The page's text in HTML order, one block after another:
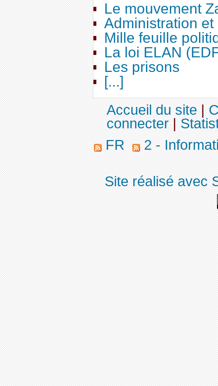
Le mouvement
Administration
Mille feuille
La loi ELAN
Les prisons
[...]
Accueil du site|
connecter|
FR
2 -
Site réalisé avec